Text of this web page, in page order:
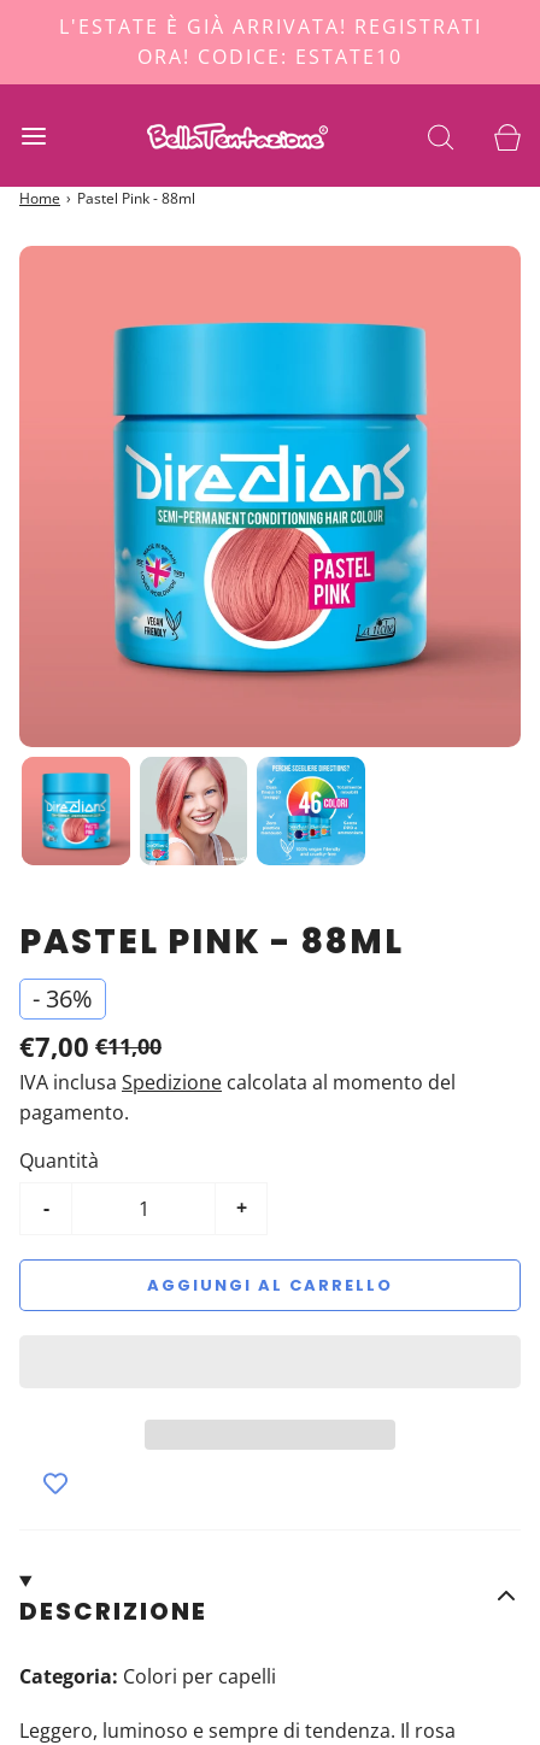
L'ESTATE È GIÀ ARRIVATA! REGISTRATI
ORA! CODICE: ESTATE10
Home › Pastel Pink - 88ml
PASTEL PINK - 88ML
- 36%
€7,00 €11,00
IVA inclusa Spedizione calcolata al momento del
pagamento.
Quantità
-
+
AGGIUNGI AL CARRELLO
DESCRIZIONE
Categoria: Colori per capelli
Leggero, luminoso e sempre di tendenza. Il rosa